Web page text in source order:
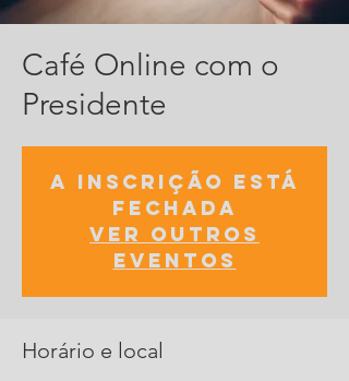
Café Online com o
Presidente
A inscrição está
fechada
Ver outros
eventos
Horário e local